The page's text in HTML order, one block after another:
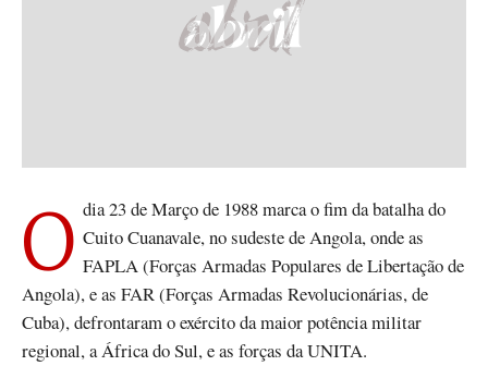
O dia 23 de Março de 1988 marca o fim da batalha do Cuito Cuanavale, no sudeste de Angola, onde as
FAPLA (Forças Armadas Populares de Libertação de
Angola), e as FAR (Forças Armadas Revolucionárias, de
Cuba), defrontaram o exército da maior potência militar
regional, a África do Sul, e as forças da UNITA.